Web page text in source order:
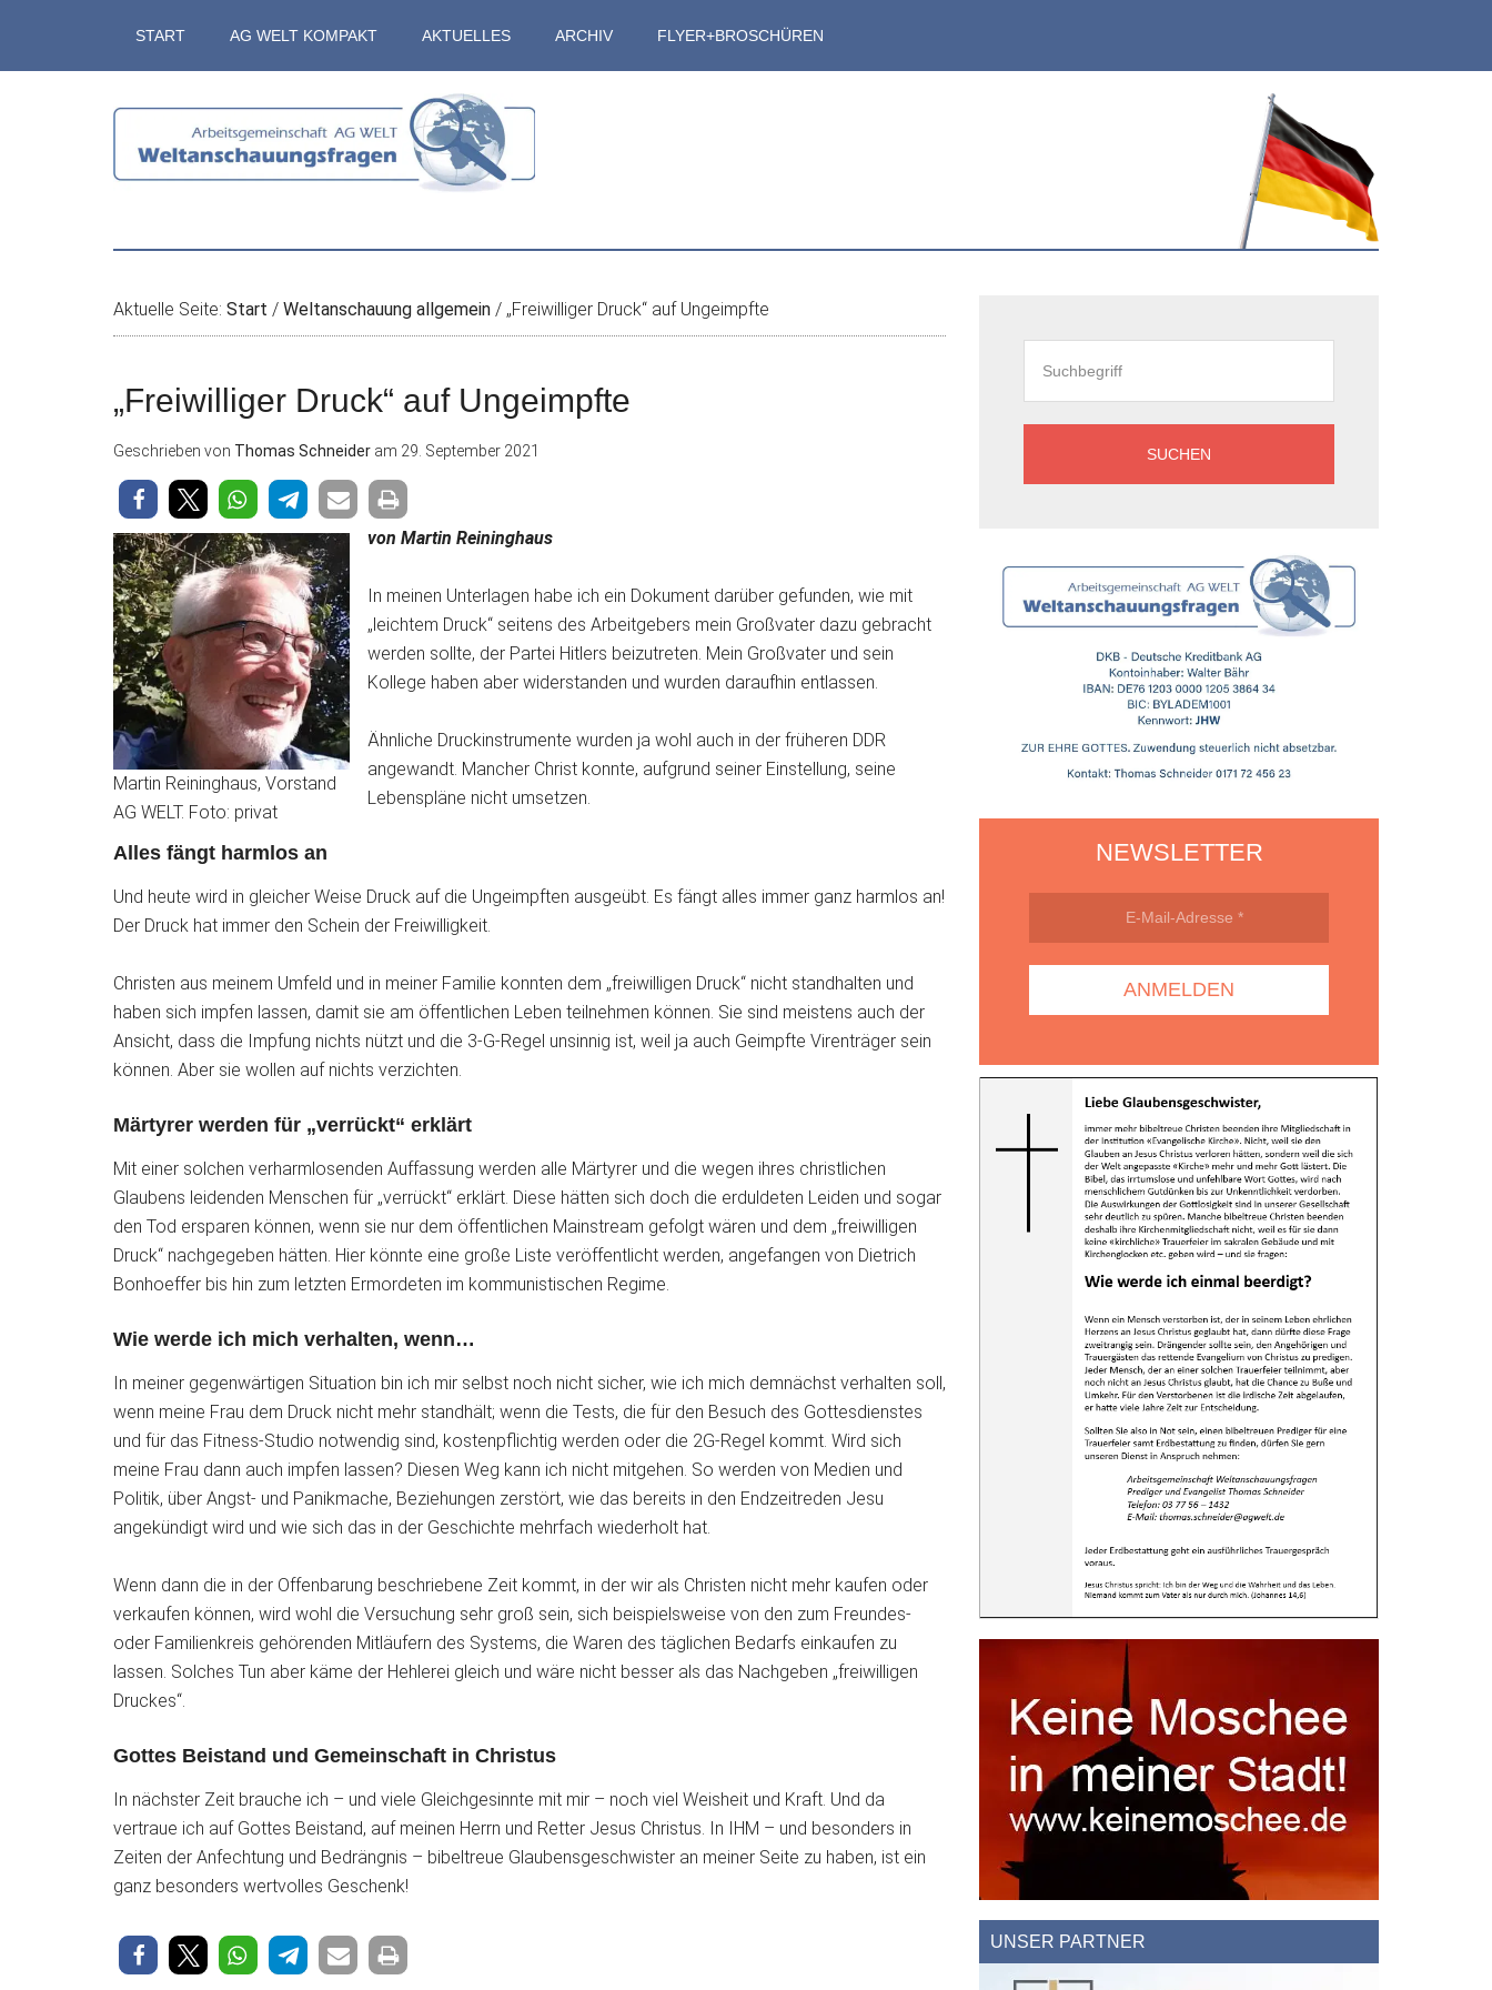
springen
secondary
springen
springen
START AG WELT KOMPAKT AKTUELLES ARCHIV FLYER+BROSCHÜREN
Aktuelle Seite: Start / Weltanschauung allgemein / „Freiwilliger Druck“ auf Ungeimpfte
„Freiwilliger Druck“ auf Ungeimpfte
Geschrieben von Thomas Schneider am 29. September 2021
Martin Reininghaus, Vorstand
AG WELT. Foto: privat
von Martin Reininghaus
In meinen Unterlagen habe ich ein Dokument darüber gefunden, wie mit
„leichtem Druck“ seitens des Arbeitgebers mein Großvater dazu gebracht
werden sollte, der Partei Hitlers beizutreten. Mein Großvater und sein
Kollege haben aber widerstanden und wurden daraufhin entlassen.
Ähnliche Druckinstrumente wurden ja wohl auch in der früheren DDR
angewandt. Mancher Christ konnte, aufgrund seiner Einstellung, seine
Lebenspläne nicht umsetzen.
Alles fängt harmlos an
Und heute wird in gleicher Weise Druck auf die Ungeimpften ausgeübt. Es fängt alles immer ganz harmlos an!
Der Druck hat immer den Schein der Freiwilligkeit.
Christen aus meinem Umfeld und in meiner Familie konnten dem „freiwilligen Druck“ nicht standhalten und
haben sich impfen lassen, damit sie am öffentlichen Leben teilnehmen können. Sie sind meistens auch der
Ansicht, dass die Impfung nichts nützt und die 3-G-Regel unsinnig ist, weil ja auch Geimpfte Virenträger sein
können. Aber sie wollen auf nichts verzichten.
Märtyrer werden für „verrückt“ erklärt
Mit einer solchen verharmlosenden Auffassung werden alle Märtyrer und die wegen ihres christlichen
Glaubens leidenden Menschen für „verrückt“ erklärt. Diese hätten sich doch die erduldeten Leiden und sogar
den Tod ersparen können, wenn sie nur dem öffentlichen Mainstream gefolgt wären und dem „freiwilligen
Druck“ nachgegeben hätten. Hier könnte eine große Liste veröffentlicht werden, angefangen von Dietrich
Bonhoeffer bis hin zum letzten Ermordeten im kommunistischen Regime.
Wie werde ich mich verhalten, wenn…
In meiner gegenwärtigen Situation bin ich mir selbst noch nicht sicher, wie ich mich demnächst verhalten soll,
wenn meine Frau dem Druck nicht mehr standhält; wenn die Tests, die für den Besuch des Gottesdienstes
und für das Fitness-Studio notwendig sind, kostenpflichtig werden oder die 2G-Regel kommt. Wird sich
meine Frau dann auch impfen lassen? Diesen Weg kann ich nicht mitgehen. So werden von Medien und
Politik, über Angst- und Panikmache, Beziehungen zerstört, wie das bereits in den Endzeitreden Jesu
angekündigt wird und wie sich das in der Geschichte mehrfach wiederholt hat.
Wenn dann die in der Offenbarung beschriebene Zeit kommt, in der wir als Christen nicht mehr kaufen oder
verkaufen können, wird wohl die Versuchung sehr groß sein, sich beispielsweise von den zum Freundes-
oder Familienkreis gehörenden Mitläufern des Systems, die Waren des täglichen Bedarfs einkaufen zu
lassen. Solches Tun aber käme der Hehlerei gleich und wäre nicht besser als das Nachgeben „freiwilligen
Druckes“.
Gottes Beistand und Gemeinschaft in Christus
In nächster Zeit brauche ich – und viele Gleichgesinnte mit mir – noch viel Weisheit und Kraft. Und da
vertraue ich auf Gottes Beistand, auf meinen Herrn und Retter Jesus Christus. In IHM – und besonders in
Zeiten der Anfechtung und Bedrängnis – bibeltreue Glaubensgeschwister an meiner Seite zu haben, ist ein
ganz besonders wertvolles Geschenk!
NEWSLETTER
UNSER PARTNER